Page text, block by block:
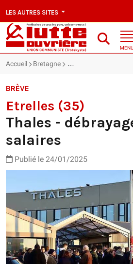
LES AUTRES SITES
MENU
Accueil Bretagne Etrelles (35) : Thales
BRÈVE
Etrelles (35)
Thales -
salaires
Publié le 24/01/2025